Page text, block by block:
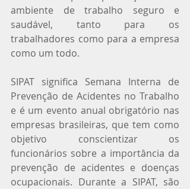
ambiente de trabalho seguro e
saudável, tanto para os
trabalhadores como para a empresa
como um todo.
SIPAT significa Semana Interna de
Prevenção de Acidentes no Trabalho
e é um evento anual obrigatório nas
empresas brasileiras, que tem como
objetivo conscientizar os
funcionários sobre a importância da
prevenção de acidentes e doenças
ocupacionais. Durante a SIPAT, são